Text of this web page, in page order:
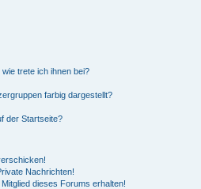
trete ich ihnen bei?
farbig dargestellt?
der Startseite?
Nachrichten!
dieses Forums erhalten!